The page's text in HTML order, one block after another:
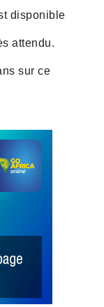
disponible
attendu.
sur ce